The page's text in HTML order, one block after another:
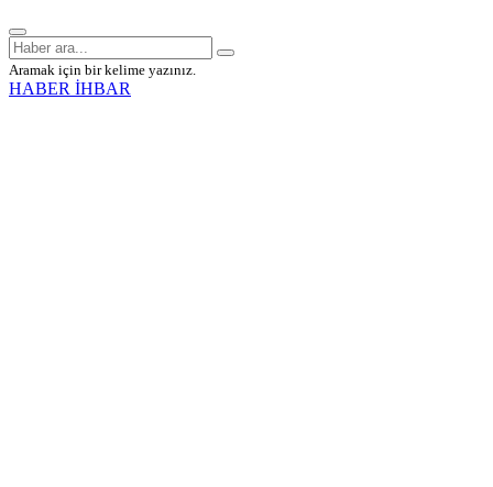
Aramak için bir kelime yazınız.
HABER İHBAR